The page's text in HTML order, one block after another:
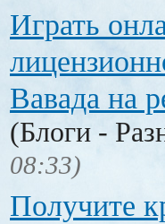
Играть
Вавада на
(Блоги -
08:33)
Получите